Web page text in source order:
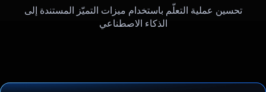
تحسين عملية التعلّم باستخدام ميزات التميّز المستندة إلى
الذكاء الاصطناعي